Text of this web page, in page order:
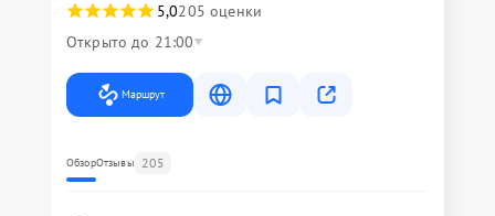
5,0205 оценки
Открыто до 21:00
Маршрут
ОбзорОтзывы 205